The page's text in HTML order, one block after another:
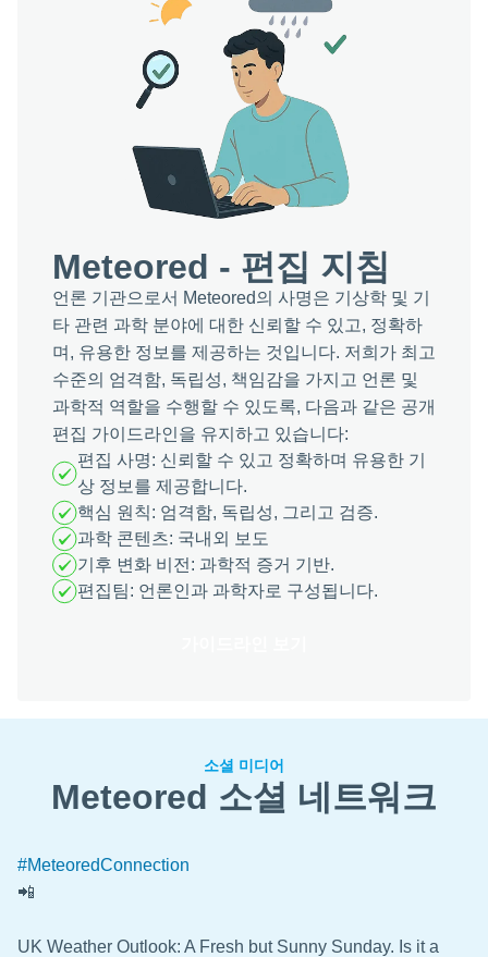
Meteored - 편집 지침
언론 기관으로서 Meteored의 사명은 기상학 및 기
타 관련 과학 분야에 대한 신뢰할 수 있고, 정확하
며, 유용한 정보를 제공하는 것입니다. 저희가 최고
수준의 엄격함, 독립성, 책임감을 가지고 언론 및
과학적 역할을 수행할 수 있도록, 다음과 같은 공개
편집 가이드라인을 유지하고 있습니다:
편집 사명: 신뢰할 수 있고 정확하며 유용한 기
상 정보를 제공합니다.
핵심 원칙: 엄격함, 독립성, 그리고 검증.
과학 콘텐츠: 국내외 보도
기후 변화 비전: 과학적 증거 기반.
편집팀: 언론인과 과학자로 구성됩니다.
소셜 미디어
Meteored 소셜 네트워크
#MeteoredConnection
📲
UK Weather Outlook: A Fresh but Sunny Sunday. Is it a